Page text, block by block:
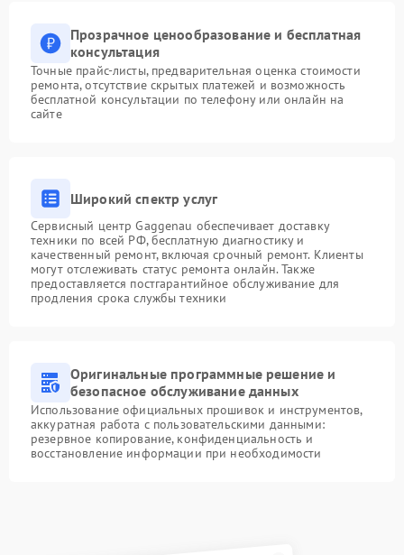
Прозрачное ценообразование и бесплатная
консультация
Точные прайс-листы, предварительная оценка стоимости
ремонта, отсутствие скрытых платежей и возможность
бесплатной консультации по телефону или онлайн на
сайте
Широкий спектр услуг
Сервисный центр Gaggenau обеспечивает доставку
техники по всей РФ, бесплатную диагностику и
качественный ремонт, включая срочный ремонт. Клиенты
могут отслеживать статус ремонта онлайн. Также
предоставляется постгарантийное обслуживание для
продления срока службы техники
Оригинальные программные решение и
безопасное обслуживание данных
Использование официальных прошивок и инструментов,
аккуратная работа с пользовательскими данными:
резервное копирование, конфиденциальность и
восстановление информации при необходимости